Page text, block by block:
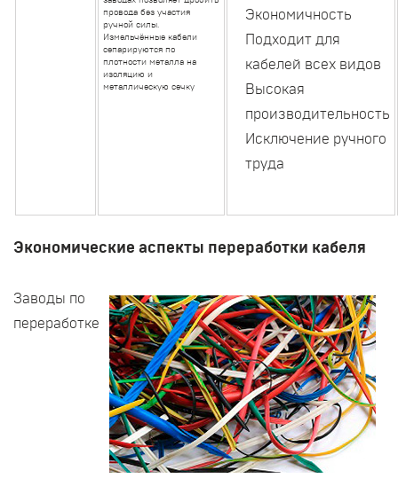
провода без участия
ручной силы.
Измельчённые кабели
сепарируются по
плотности металла на
изоляцию и
металлическую сечку
Экономичность
Подходит для
кабелей всех видов
Высокая
производительность
Исключение ручного
труда
Экономические аспекты переработки кабеля
Заводы по
переработке